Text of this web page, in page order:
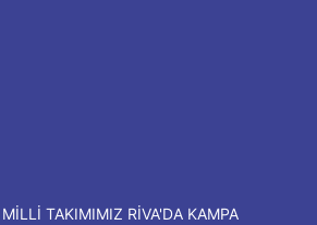
TAKIMIMIZ RİVA'DA KAMPA